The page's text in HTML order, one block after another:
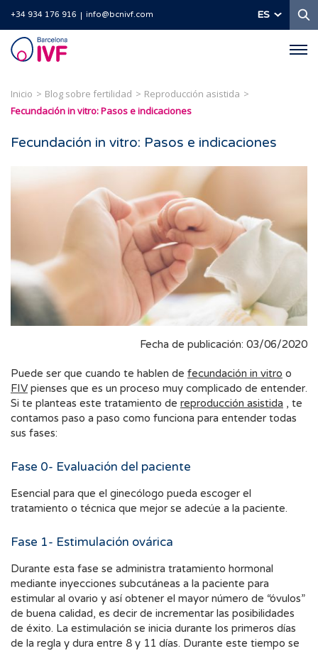
+34 934 176 916 info@bcnivf.com ES
Barcelona
IVF
Inicio Blog sobre fertilidad
Reproducción asistida
Fecundación in vitro: Pasos e indicaciones
Fecundación in vitro: Pasos e indicaciones
Fecha de publicación: 03/06/2020
Puede ser que cuando te hablen de fecundación in vitro o
FIV
Si te planteas este tratamiento de reproducción asistida , te
contamos paso a paso como funciona para entender todas
sus fases:
Fase 0- Evaluación del paciente
Esencial para que el ginecólogo pueda escoger el
tratamiento o técnica que mejor se adecúe a la paciente.
Fase 1- Estimulación ovárica
Durante esta fase se administra tratamiento hormonal
mediante inyecciones subcutáneas a la paciente para
estimular al ovario y así obtener el mayor número de “óvulos”
de buena calidad, es decir de incrementar las posibilidades
de éxito. La estimulación se inicia durante los primeros días
de la regla y dura entre 8 y 11 días. Durante este tiempo se